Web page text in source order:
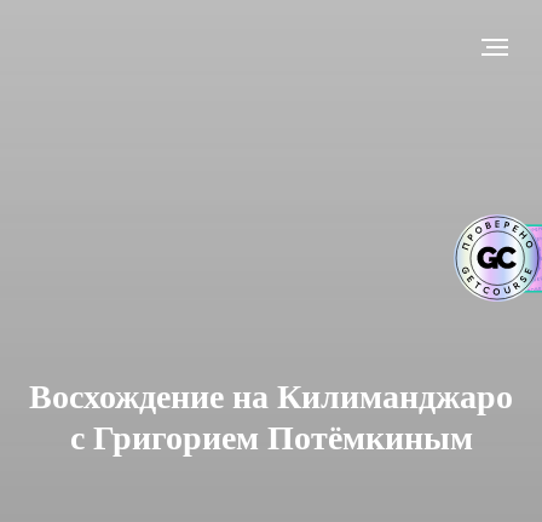
Восхождение на Килиманджаро
с Григорием Потёмкиным